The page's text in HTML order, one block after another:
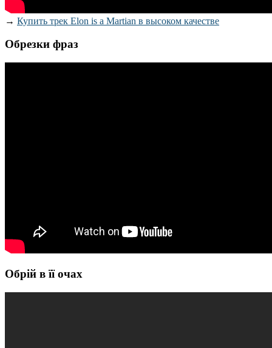
→ Купить трек Elon is a Martian в высоком качестве
Обрезки фраз
Обрій в її очах